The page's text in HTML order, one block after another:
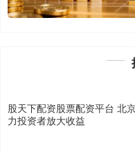
股天下配资股票配资平台 北
力投资者放大收益